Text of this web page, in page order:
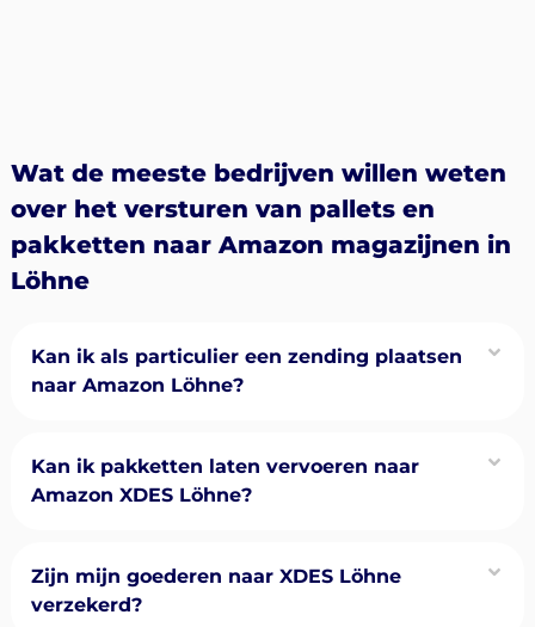
Wat de meeste bedrijven willen weten
over het versturen van pallets en
pakketten naar Amazon magazijnen in
Löhne
Kan ik als particulier een zending plaatsen
naar Amazon Löhne?
Kan ik pakketten laten vervoeren naar
Amazon XDES Löhne?
Zijn mijn goederen naar XDES Löhne
verzekerd?